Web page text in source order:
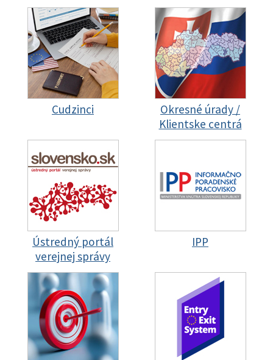
Cudzinci
Okresné úrady /
Klientske centrá
Ústredný portál
verejnej správy
IPP